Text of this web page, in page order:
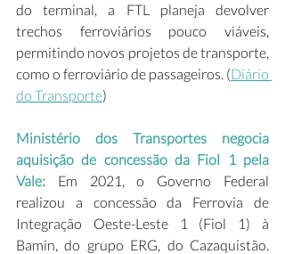
do terminal, a FTL planeja devolver
trechos ferroviários pouco viáveis,
permitindo novos projetos de transporte,
como o ferroviário de passageiros. (Diário
do Transporte)
Ministério dos Transportes negocia
aquisição de concessão da Fiol 1 pela
Vale: Em 2021, o Governo Federal
realizou a concessão da Ferrovia de
Integração Oeste-Leste 1 (Fiol 1) à
Bamin, do grupo ERG, do Cazaquistão.